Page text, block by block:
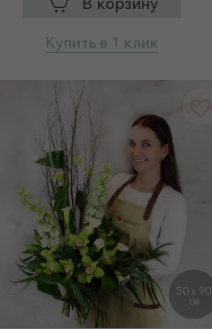
Купить в 1 клик
50 X 90
СМ